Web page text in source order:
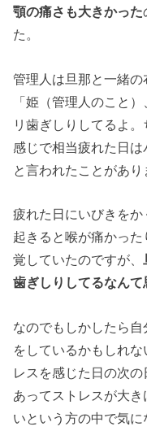
顎の痛さも大きかった
た。
管理人は旦那と一緒
「姫（管理人のこと
リ歯ぎしりしてるよ
感じで相当疲れた日は
と言われたことがあり
疲れた日にいびきを
起きると喉が痛かっ
覚していたのですが、
歯ぎしりしてるなん
なのでもしかしたら
をしているかもしれ
レスを感じた日の次
あってストレスが大
いという方の中で気